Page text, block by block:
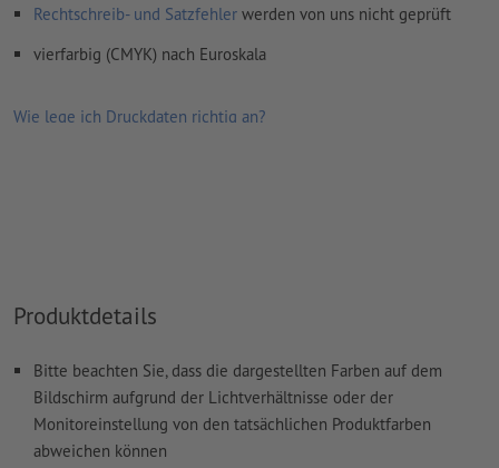
Rechtschreib- und Satzfehler werden von uns nicht geprüft
vierfarbig (CMYK) nach Euroskala
Wie lege ich Druckdaten richtig an?
Produktdetails
Bitte beachten Sie, dass die dargestellten Farben auf dem
Bildschirm aufgrund der Lichtverhältnisse oder der
Monitoreinstellung von den tatsächlichen Produktfarben
abweichen können